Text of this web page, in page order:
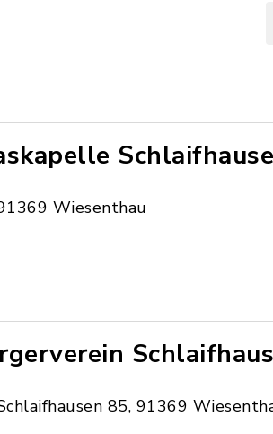
Wiesenthau
85, 91369